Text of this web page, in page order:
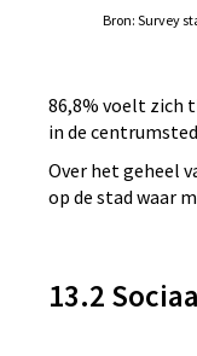
86,8% voelt zich
in de
Over het geheel
op de stad waar
13.2